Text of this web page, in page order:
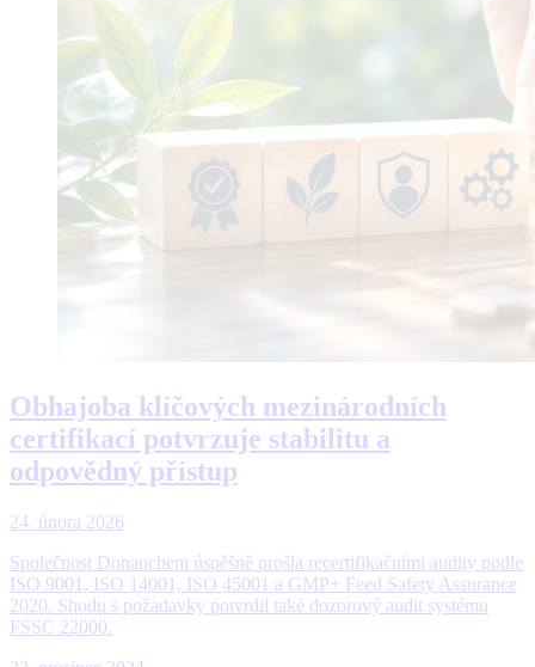
Obhajoba klíčových mezinárodních
certifikací potvrzuje stabilitu a
odpovědný přístup
24. února 2026
Společnost Donauchem úspěšně prošla recertifikačními audity podle
ISO 9001, ISO 14001, ISO 45001 a GMP+ Feed Safety Assurance
2020. Shodu s požadavky potvrdil také dozorový audit systému
FSSC 22000.